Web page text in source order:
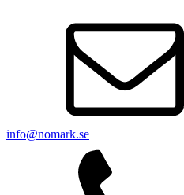
info@nomark.se